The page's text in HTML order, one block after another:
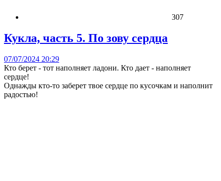
307
Кукла, часть 5. По зову сердца
07/07/2024 20:29
Кто берет - тот наполняет ладони. Кто дает - наполняет
сердце!
Однажды кто-то заберет твое сердце по кусочкам и наполнит
радостью!